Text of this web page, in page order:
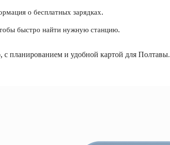
о бесплатных зарядках.
быстро найти нужную станцию.
с планированием и удобной картой для Полтавы.